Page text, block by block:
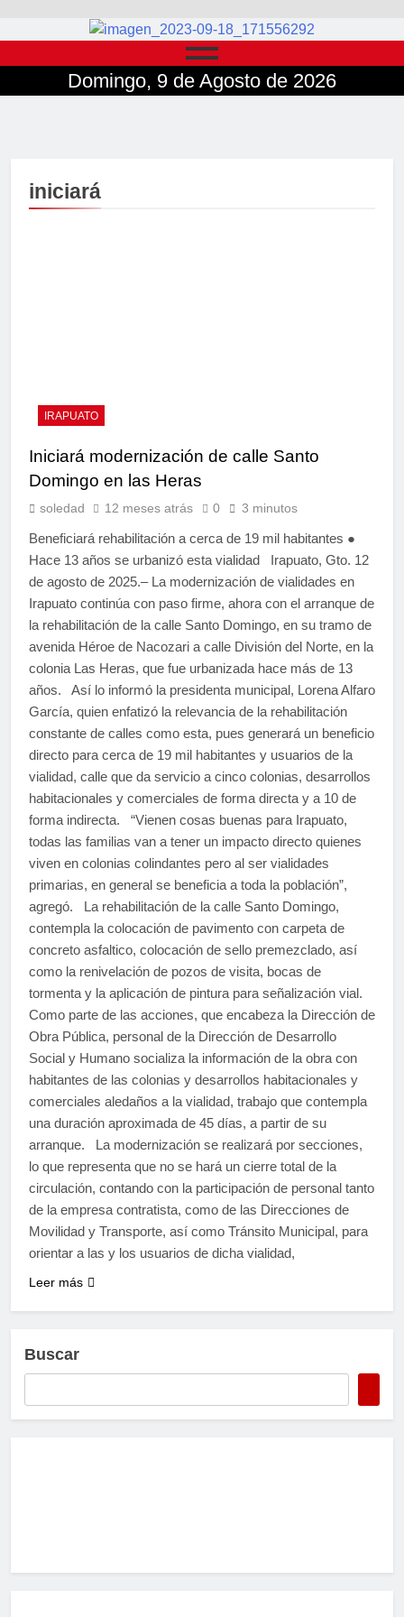
Domingo, 9 de Agosto de 2026
iniciará
IRAPUATO
Iniciará modernización de calle Santo
Domingo en las Heras
soledad 12 meses atrás 0 3 minutos
Beneficiará rehabilitación a cerca de 19 mil habitantes ●
Hace 13 años se urbanizó esta vialidad Irapuato, Gto. 12
de agosto de 2025.– La modernización de vialidades en
Irapuato continúa con paso firme, ahora con el arranque de
la rehabilitación de la calle Santo Domingo, en su tramo de
avenida Héroe de Nacozari a calle División del Norte, en la
colonia Las Heras, que fue urbanizada hace más de 13
años. Así lo informó la presidenta municipal, Lorena Alfaro
García, quien enfatizó la relevancia de la rehabilitación
constante de calles como esta, pues generará un beneficio
directo para cerca de 19 mil habitantes y usuarios de la
vialidad, calle que da servicio a cinco colonias, desarrollos
habitacionales y comerciales de forma directa y a 10 de
forma indirecta. “Vienen cosas buenas para Irapuato,
todas las familias van a tener un impacto directo quienes
viven en colonias colindantes pero al ser vialidades
primarias, en general se beneficia a toda la población”,
agregó. La rehabilitación de la calle Santo Domingo,
contempla la colocación de pavimento con carpeta de
concreto asfaltico, colocación de sello premezclado, así
como la renivelación de pozos de visita, bocas de
tormenta y la aplicación de pintura para señalización vial.
Como parte de las acciones, que encabeza la Dirección de
Obra Pública, personal de la Dirección de Desarrollo
Social y Humano socializa la información de la obra con
habitantes de las colonias y desarrollos habitacionales y
comerciales aledaños a la vialidad, trabajo que contempla
una duración aproximada de 45 días, a partir de su
arranque. La modernización se realizará por secciones,
lo que representa que no se hará un cierre total de la
circulación, contando con la participación de personal tanto
de la empresa contratista, como de las Direcciones de
Movilidad y Transporte, así como Tránsito Municipal, para
orientar a las y los usuarios de dicha vialidad,
Leer más
Buscar